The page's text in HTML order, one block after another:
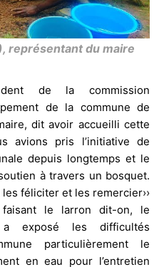
représentant du maire
de la commission
de la commune de
dit avoir accueilli cette
avions pris l’initiative de
depuis longtemps et le
à travers un bosquet.
féliciter et les remercier››
faisant le larron dit-on, le
exposé les difficultés
particulièrement le
en eau pour l’entretien